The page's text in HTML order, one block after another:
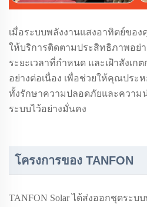
เมื่อระบบพลังงานแสงอาทิตย์ของ
ให้บริการติดตามประสิทธิภาพอย่
ระยะเวลาที่กำหนด และเฝ้าสังเก
อย่างต่อเนื่อง เพื่อช่วยให้คุณประ
ทั้งรักษาความปลอดภัยและความ
ระบบไว้อย่างมั่นคง
โครงการของ TANFON
TANFON Solar ได้ส่งออกชุดระ